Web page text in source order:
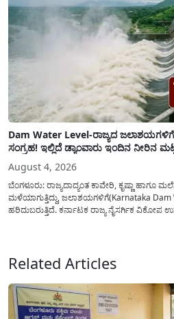
Dam Water Level-ರಾಜ್ಯದ ಜಲಾಶಯಗಳಿಗೆ
ಸಂಗ್ರಹ! ಇಲ್ಲಿದೆ ಡ್ಯಾಂವಾರು ಇಂದಿನ ನೀರಿನ
August 4, 2026
ಬೆಂಗಳೂರು: ರಾಜ್ಯದಾದ್ಯಂತ ಕಾವೇರಿ, ಕೃಷ್ಣಾ ಹಾಗೂ
ಮಳೆಯಾಗುತ್ತಿದ್ದು, ಜಲಾಶಯಗಳಿಗೆ(Karnataka
ಹರಿದುಬರುತ್ತಿದೆ. ಕರ್ನಾಟಕ ರಾಜ್ಯ ನೈಸರ್ಗಿಕ ವಿಕೋಪ
Related Articles